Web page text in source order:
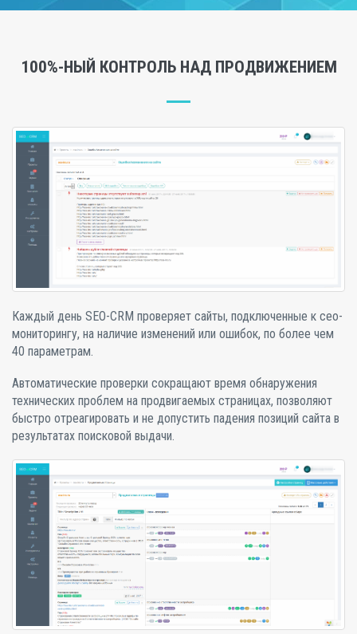
100%-НЫЙ КОНТРОЛЬ НАД ПРОДВИЖЕНИЕМ
Каждый день SEO-CRM проверяет сайты, подключенные к сео-
мониторингу, на наличие изменений или ошибок, по более чем
40 параметрам.
Автоматические проверки сокращают время обнаружения
технических проблем на продвигаемых страницах, позволяют
быстро отреагировать и не допустить падения позиций сайта в
результатах поисковой выдачи.